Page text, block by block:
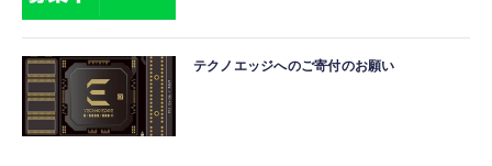
テクノエッジへのご寄付のお願い